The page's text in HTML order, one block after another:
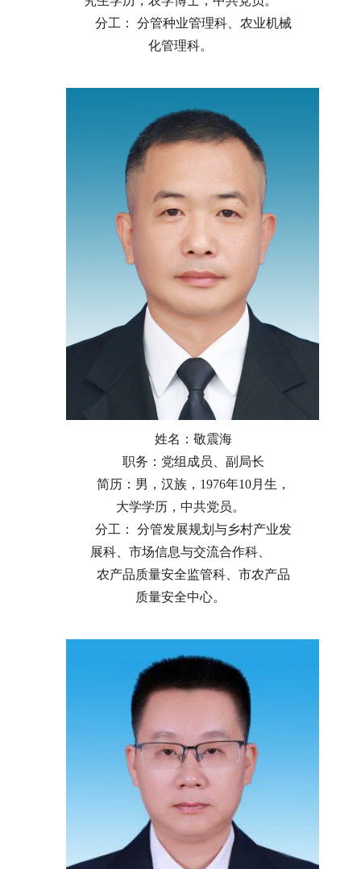
分工： 分管种业管理科、农业机械
化管理科。
姓名：敬震海
职务：党组成员、副局长
简历：男，汉族，1976年10月生，
大学学历，中共党员。
分工： 分管发展规划与乡村产业发
展科、市场信息与交流合作科、
农产品质量安全监管科、市农产品
质量安全中心。